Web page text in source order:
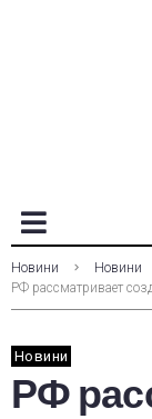
Новини
Новини
РФ рассматривает
Новини
РФ